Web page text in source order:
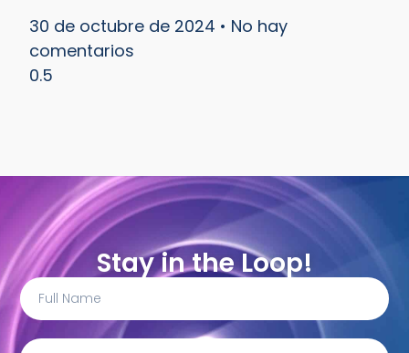
30 de octubre de 2024
No hay
comentarios
Stay in the Loop!